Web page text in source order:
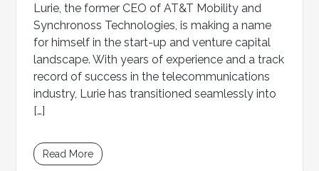
Lurie, the former CEO of AT&T Mobility and
Synchronoss Technologies, is making a name
for himself in the start-up and venture capital
landscape. With years of experience and a track
record of success in the telecommunications
industry, Lurie has transitioned seamlessly into
[…]
Read More